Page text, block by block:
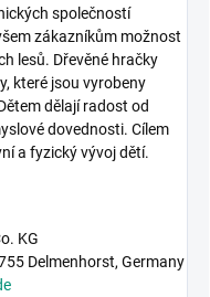
společností
zákazníkům možnost
lesů. Dřevěné hračky
které jsou vyrobeny
dělají radost od
dovednosti. Cílem
a fyzický vývoj dětí.
KG
Delmenhorst, Germany